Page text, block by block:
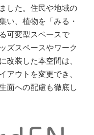
した。住民や地域の
い、植物を「みる・
可変型スペースで
ズスペースやワーク
改装した本空間は、
アウトを変更でき、
面への配慮も徹底し